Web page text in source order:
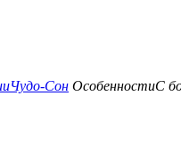
Чудо-Сон ОсобенностиС